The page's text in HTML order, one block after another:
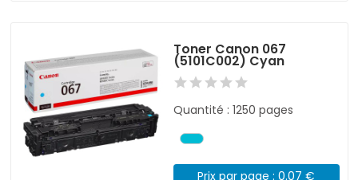
Toner Canon 067
(5101C002) Cyan
Quantité : 1250 pages
Prix par page : 0.07 €